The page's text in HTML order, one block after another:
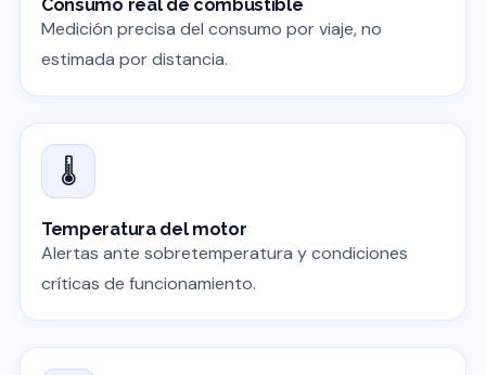
Consumo real de combustible
Medición precisa del consumo por viaje, no
estimada por distancia.
🌡️
Temperatura del motor
Alertas ante sobretemperatura y condiciones
críticas de funcionamiento.